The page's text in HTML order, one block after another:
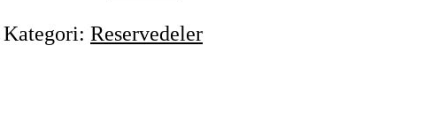
Kategori: Reservedeler